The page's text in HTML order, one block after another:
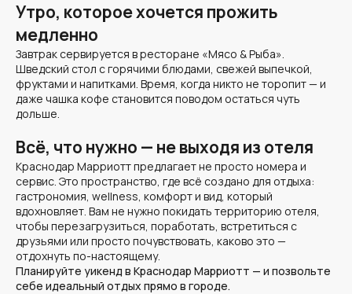
Утро, которое хочется прожить
медленно
Завтрак сервируется в ресторане «Мясо & Рыба».
Шведский стол с горячими блюдами, свежей выпечкой,
фруктами и напитками. Время, когда никто не торопит — и
даже чашка кофе становится поводом остаться чуть
дольше.
Всё, что нужно — не выходя из отеля
Краснодар Марриотт предлагает не просто номера и
сервис. Это пространство, где всё создано для отдыха:
гастрономия, wellness, комфорт и вид, который
вдохновляет. Вам не нужно покидать территорию отеля,
чтобы перезагрузиться, поработать, встретиться с
друзьями или просто почувствовать, каково это —
отдохнуть по-настоящему.
Планируйте уикенд в Краснодар Марриотт — и позвольте
себе идеальный отдых прямо в городе.